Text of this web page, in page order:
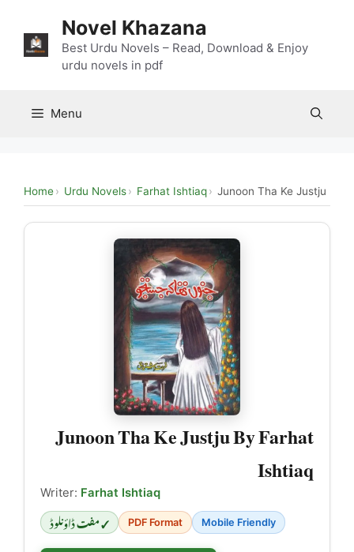
content
Novel Khazana
Best Urdu Novels – Read, Download & Enjoy
urdu novels in pdf
Menu
Home Urdu Novels Farhat Ishtiaq Junoon Tha Ke Justju
Junoon Tha Ke Justju By Farhat
Ishtiaq
Writer: Farhat Ishtiaq
✓ مفت ڈاؤنلوڈ PDF Format Mobile Friendly